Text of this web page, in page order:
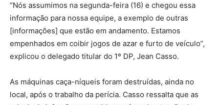
“Nós assumimos na segunda-feira (16) e chegou essa
informação para nossa equipe, a exemplo de outras
[informações] que estão em andamento. Estamos
empenhados em coibir jogos de azar e furto de veículo”,
explicou o delegado titular do 1º DP, Jean Casso.
As máquinas caça-níqueis foram destruídas, ainda no
local, após o trabalho da perícia. Casso ressalta que as